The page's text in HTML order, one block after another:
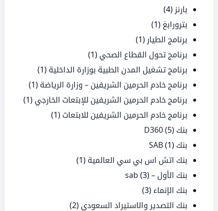
بارنز (4)
بترورابغ (1)
برنامج الطيار (1)
برنامج تحول القطاع الصحي (1)
برنامج تشغيل المدن الطبية بوزارة الداخلية (1)
برنامج خادم الحرمين الشريفين – وزارة الرياضة (1)
برنامج خادم الحرمين الشريفين للإبتعاث الخارجي (1)
برنامج خادم الحرمين الشريفين للابتعاث (1)
بنك D360 (5)
بنك SAB (1)
بنك اتش اس بي سي العالمية (1)
بنك الأول – sab(3)
بنك الإنماء (3)
بنك التصدير والاستيراد السعودي (2)